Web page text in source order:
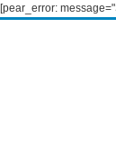
[pear_error: